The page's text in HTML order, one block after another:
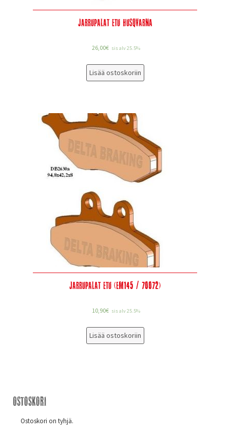
Jarrupalat etu Husqvarna
26,00€ sis alv 25.5%
Lisää ostoskoriin
Jarrupalat etu (EM145 / 70072)
10,90€ sis alv 25.5%
Lisää ostoskoriin
Ostoskori
Ostoskori on tyhjä.